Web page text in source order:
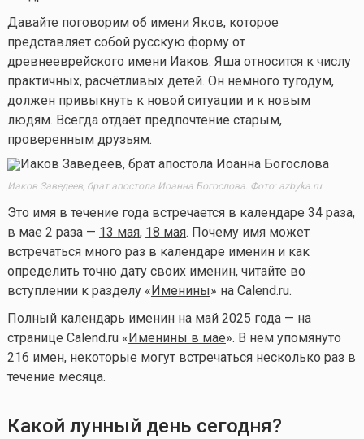
Давайте поговорим об имени Яков, которое
представляет собой русскую форму от
древнееврейского имени Иаков. Яша относится к числу
практичных, расчётливых детей. Он немного тугодум,
должен привыкнуть к новой ситуации и к новым
людям. Всегда отдаёт предпочтение старым,
проверенным друзьям.
Иаков Заведеев, брат апостола Иоанна Богослова. Фото: azbyka.ru
Это имя в течение года встречается в календаре 34 раза,
в мае 2 раза — 13 мая, 18 мая. Почему имя может
встречаться много раз в календаре именин и как
определить точно дату своих именин, читайте во
вступлении к разделу « Именины» на Calend.ru.
Полный календарь именин на май 2025 года — на
странице Calend.ru « Именины в мае». В нем упомянуто
216 имен, некоторые могут встречаться несколько раз в
течение месяца.
Какой лунный день сегодня?